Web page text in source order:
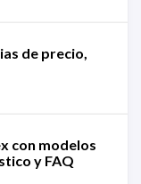
de precio,
con modelos
y FAQ